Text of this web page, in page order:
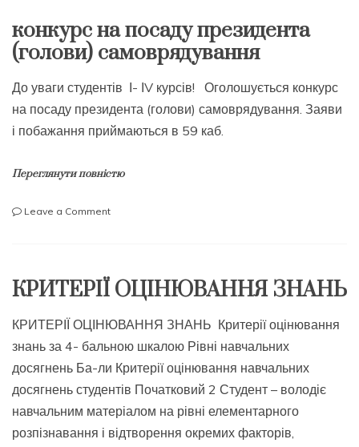
конкурс на посаду президента
(голови) самоврядування
До уваги студентів І- ІV курсів! Оголошується конкурс
на посаду президента (голови) самоврядування. Заяви
і побажання приймаються в 59 каб.
Переглянути повністю
Leave a Commenton
(голови)
КРИТЕРІЇ ОЦІНЮВАННЯ ЗНАНЬ
КРИТЕРІЇ ОЦІНЮВАННЯ ЗНАНЬ Критерії оцінювання
знань за 4- бальною шкалою Рівні навчальних
досягнень Ба-ли Критерії оцінювання навчальних
досягнень студентів Початковий 2 Студент – володіє
навчальним матеріалом на рівні елементарного
розпізнавання і відтворення окремих факторів,